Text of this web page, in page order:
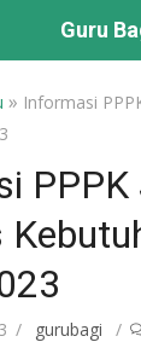
Guru
» Informasi
PPPK
Author
gurubagi